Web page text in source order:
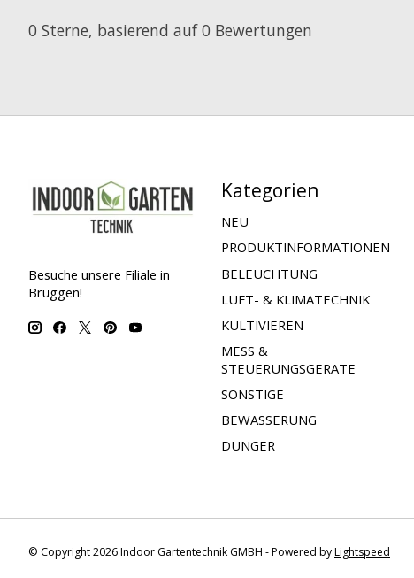
0 Sterne, basierend auf0 Bewertungen
Besuche unsere Filiale in
Brüggen!
Kategorien
NEU
PRODUKTINFORMATIONEN
BELEUCHTUNG
LUFT- & KLIMATECHNIK
KULTIVIEREN
MESS &
STEUERUNGSGERATE
SONSTIGE
BEWASSERUNG
DUNGER
© Copyright 2026 Indoor Gartentechnik GMBH - Powered byLightspeed